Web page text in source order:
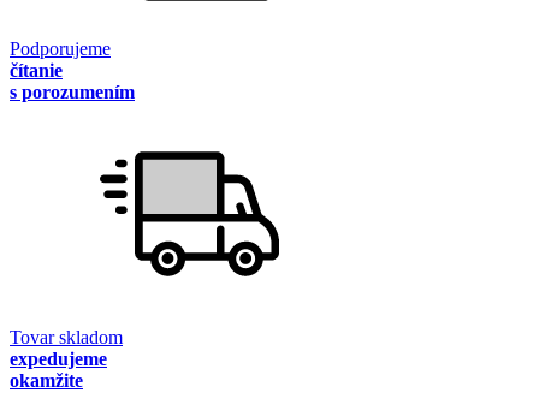
Podporujeme
čítanie
s porozumením
Tovar skladom
expedujeme
okamžite